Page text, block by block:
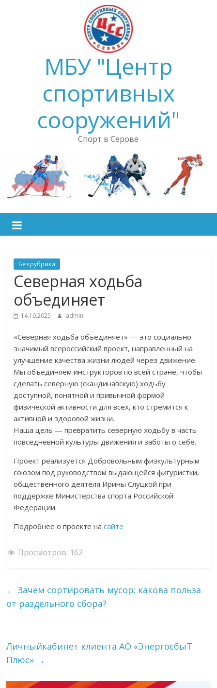
МБУ "Центр
спортивных
сооружений"
Спорт в Серове
Без рубрики
Северная ходьба
объединяет
14.10.2025 admin
«Северная ходьба объединяет» — это социально
значимый всероссийский проект, направленный на
улучшение качества жизни людей через движение.
Мы объединяем инструкторов по всей стране, чтобы
сделать северную (скандинавскую) ходьбу
доступной, понятной и привычной формой
физической активности для всех, кто стремится к
активной и здоровой жизни.
Наша цель — превратить северную ходьбу в часть
повседневной культуры движения и заботы о себе.
Проект реализуется Добровольным физкультурным
союзом под руководством выдающейся фигуристки,
общественного деятеля Ирины Слуцкой при
поддержке Министерства спорта Российской
Федерации.
Подробнее о проекте насайте
Просмотров: 162
← Зачем сортировать мусор: какова польза
от раздельного сбора?
Личныйкабинет клиента АО «ЭнергосбыТ
Плюс» →